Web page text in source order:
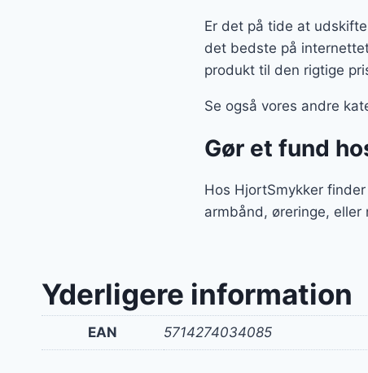
Er det på tide at
det bedste på
produkt til den rigtige
Se også vores andre
Gør et fund
Hos HjortSmykker
armbånd, øreringe, eller
Yderligere information
EAN 5714274034085